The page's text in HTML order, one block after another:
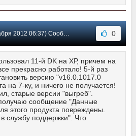
2012 06:37) Сообщение #15 0
11-й DK на ХР, причем на
прекрасно работало! 5-й раз
версию "v16.0.1017.0
на 7-ку, и ничего не получается!
старые версии "выгреб".
сообщение "Данные
этого продукта повреждены.
службу поддержки". Что